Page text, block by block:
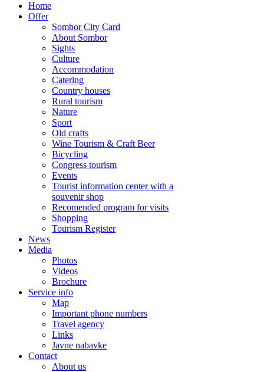
Home
Offer
Sombor City Card
About Sombor
Sights
Culture
Accommodation
Catering
Country houses
Rural tourism
Nature
Sport
Old crafts
Wine Tourism & Craft Beer
Bicycling
Congress tourism
Events
Tourist information center with a
souvenir shop
Recomended program for visits
Shopping
Tourism Register
News
Media
Photos
Videos
Brochure
Service info
Map
Important phone numbers
Travel agency
Links
Javne nabavke
Contact
About us